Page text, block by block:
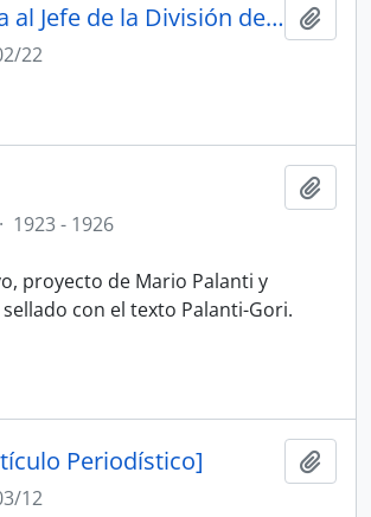
[Carta del Director General de Arquitectura, Raúl Lerena Acevedo dirigida al Jefe de la División de Obras, Salvador R. Larrobla]
22
· 1923 - 1926
proyecto de Mario Palanti y
con el texto Palanti-Gori.
Periodístico]
12